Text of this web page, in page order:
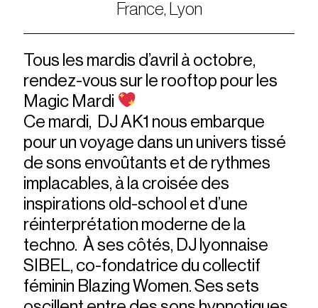
France, Lyon
Tous les mardis d’avril à octobre,
rendez-vous sur le rooftop pour les
Magic Mardi
Ce mardi, DJ AK1 nous embarque
pour un voyage dans un univers tissé
de sons envoûtants et de rythmes
implacables, à la croisée des
inspirations old-school et d’une
réinterprétation moderne de la
techno. À ses côtés, DJ lyonnaise
SIBEL, co-fondatrice du collectif
féminin Blazing Women. Ses sets